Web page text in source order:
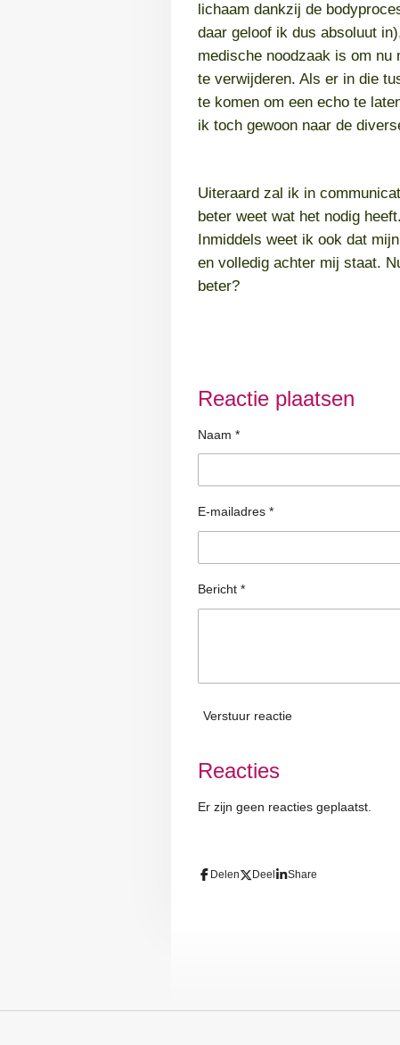
lichaam dankzij de
daar geloof ik dus absoluut
medische noodzaak is om
te verwijderen. Als er in die
te komen om een echo te
ik toch gewoon naar de
Uiteraard zal ik in
beter weet wat het nodig
Inmiddels weet ik ook dat
en volledig achter mij staat.
beter?
Reactie plaatsen
Naam *
E-mailadres *
Bericht *
Verstuur reactie
Reacties
Er zijn geen reacties geplaatst.
Delen Deel Share